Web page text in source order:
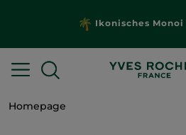
Ikonisches Monoi
Homepage